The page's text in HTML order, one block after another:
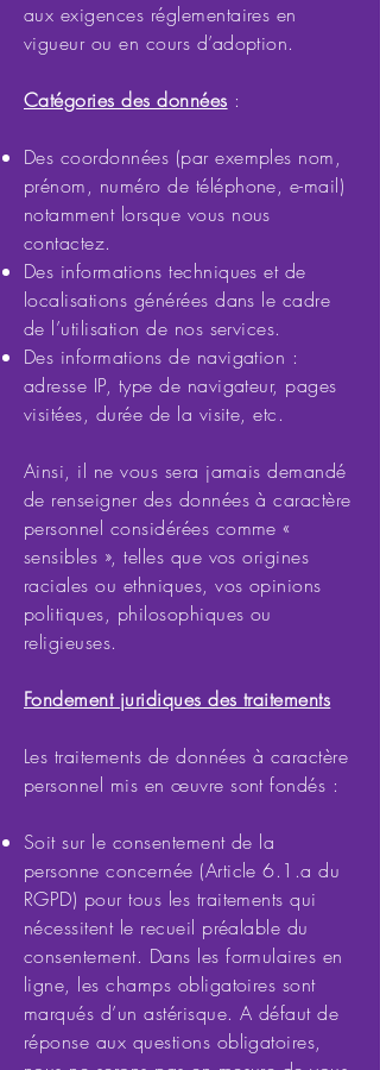
aux exigences réglementaires en
vigueur ou en cours d’adoption.
Catégories des données :
Des coordonnées (par exemples nom,
prénom, numéro de téléphone, e-mail)
notamment lorsque vous nous
contactez.
Des informations techniques et de
localisations générées dans le cadre
de l’utilisation de nos services.
Des informations de navigation :
adresse IP, type de navigateur, pages
visitées, durée de la visite, etc.
Ainsi, il ne vous sera jamais demandé
de renseigner des données à caractère
personnel considérées comme «
sensibles », telles que vos origines
raciales ou ethniques, vos opinions
politiques, philosophiques ou
religieuses.
Fondement juridiques des traitements
Les traitements de données à caractère
personnel mis en œuvre sont fondés :
Soit sur le consentement de la
personne concernée (Article 6.1.a du
RGPD) pour tous les traitements qui
nécessitent le recueil préalable du
consentement. Dans les formulaires en
ligne, les champs obligatoires sont
marqués d’un astérisque. A défaut de
réponse aux questions obligatoires,